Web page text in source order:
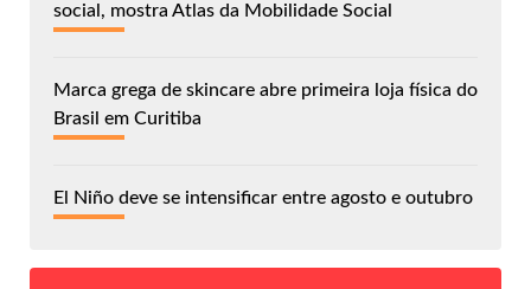
social, mostra Atlas da Mobilidade Social
Marca grega de skincare abre primeira loja física do
Brasil em Curitiba
El Niño deve se intensificar entre agosto e outubro